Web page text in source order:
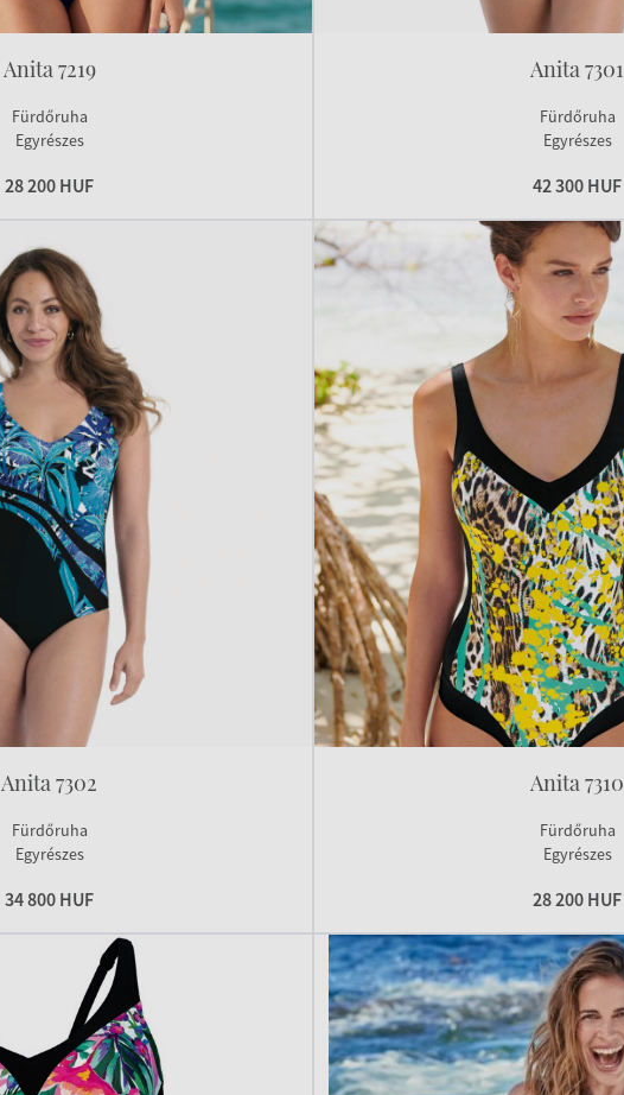
Anita 7219
Fürdőruha
Egyrészes
28 200 HUF
Anita 7301
Fürdőruha
Egyrészes
42 300 HUF
Anita 7302
Fürdőruha
Egyrészes
34 800 HUF
Anita 7310
Fürdőruha
Egyrészes
28 200 HUF